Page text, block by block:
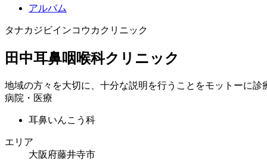
アルバム
タナカジビインコウカクリニック
田中耳鼻咽喉科クリニック
地域の方々を大切に、十分な説明を行うことをモットーに診
病院・医療
耳鼻いんこう科
エリア
大阪府藤井寺市